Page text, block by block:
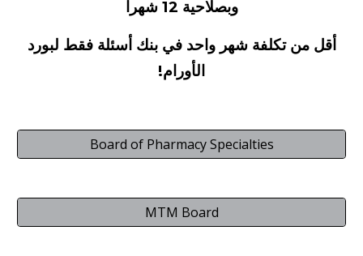
وبصلاحية 12 شهرا
أقل من تكلفة شهر واحد في بنك أسئلة فقط لبورد
الأورام!
Board of Pharmacy Specialties
MTM Board